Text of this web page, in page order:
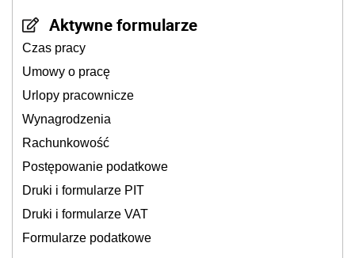
Aktywne formularze
Czas pracy
Umowy o pracę
Urlopy pracownicze
Wynagrodzenia
Rachunkowość
Postępowanie podatkowe
Druki i formularze PIT
Druki i formularze VAT
Formularze podatkowe